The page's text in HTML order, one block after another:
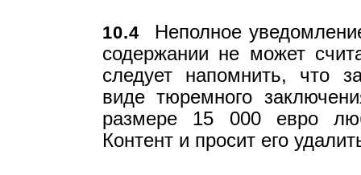
10.4 Неполное
содержании не может
следует напомнить, что
виде тюремного
размере 15 000 евро
Контент и просит его